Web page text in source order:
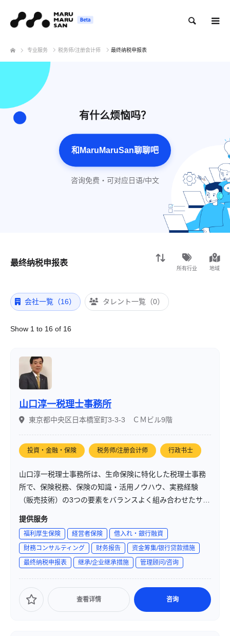
专业服务 税务师/注册会计师 最终纳税申报表
有什么烦恼吗？
和MaruMaruSan聊聊吧
咨询免费・可对应日语/中文
最终纳税申报表
所有行业 地域
会社一覧（16） タレント一覧（0）
Show 1 to 16 of 16
山口淳一税理士事務所
東京都中央区日本橋室町3-3-3 ＣＭビル9階
投資・金融・保険 税务师/注册会计师 行政书士
山口淳一税理士事務所は、生命保険に特化した税理士事務
所で、保険税務、保険の知識・活用ノウハウ、実務経験
（販売技術）の3つの要素をバランスよく組み合わせたサー
ビスを提供しています。税理士としての専門知識を活か
して信頼性の高いコンサルティングを行っています。特
に、保険の知識だけではなく、マーケット開拓力と販売技
術の両立を重視しています。
提供服务
福利厚生保険 経営者保険
借入れ・銀行融資
財務コンサルティング
财务报告
资金筹集/银行贷款措施
最终纳税申报表
继承/企业继承措施 管理顾问/咨询
查看详情 咨询